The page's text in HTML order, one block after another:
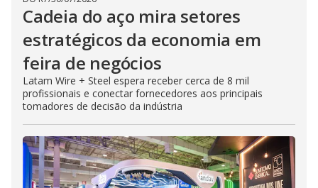
Cadeia do aço mira setores
estratégicos da economia em
feira de negócios
Latam Wire + Steel espera receber cerca de 8 mil
profissionais e conectar fornecedores aos principais
tomadores de decisão da indústria